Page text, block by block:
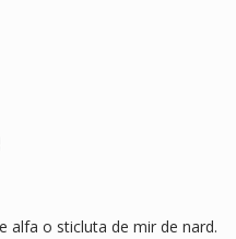
alfa o sticluta de mir de nard.